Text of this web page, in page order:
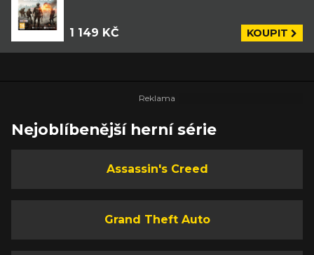
1 149 KČ KOUPIT
Nejoblíbenější herní série
Assassin's Creed
Grand Theft Auto